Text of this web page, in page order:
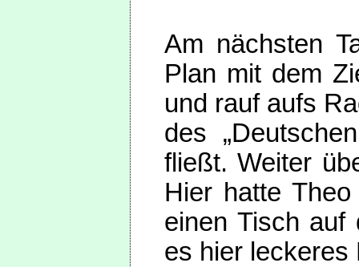
Am nächsten
Plan mit dem
und rauf aufs
des
fließt. Weiter
Hier hatte
einen Tisch auf
es hier leckeres